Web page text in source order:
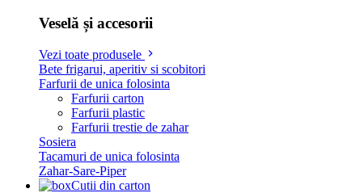
Veselă și accesorii
Vezi toate produsele
Bete frigarui, aperitiv si scobitori
Farfurii de unica folosinta
Farfurii carton
Farfurii plastic
Farfurii trestie de zahar
Sosiera
Tacamuri de unica folosinta
Zahar-Sare-Piper
Cutii din carton